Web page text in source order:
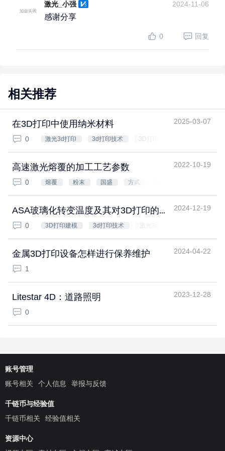
激光_小强 2024-11-06
感谢分享
0 回复
相关推荐
在3D打印中使用纳米材料
0 激光3d打印 3d打印技术
3D打印建
2025-03-07
高速激光熔覆的加工工艺参数
0 熔覆 粉末 国盛 方式
2022-10-19
ASA玻璃化转变温度及其对3D打印的影
响 0 3D打印建模 3d打印技术
2024-12-19
金属3D打印设备怎样进行保养维护
1
2024-04-22
Litestar 4D：道路照明
0
2023-12-28
账号管理
账号相关
个人信息 举报与反馈
千链币与经验值
千链币相关
经验值相关
资源中心